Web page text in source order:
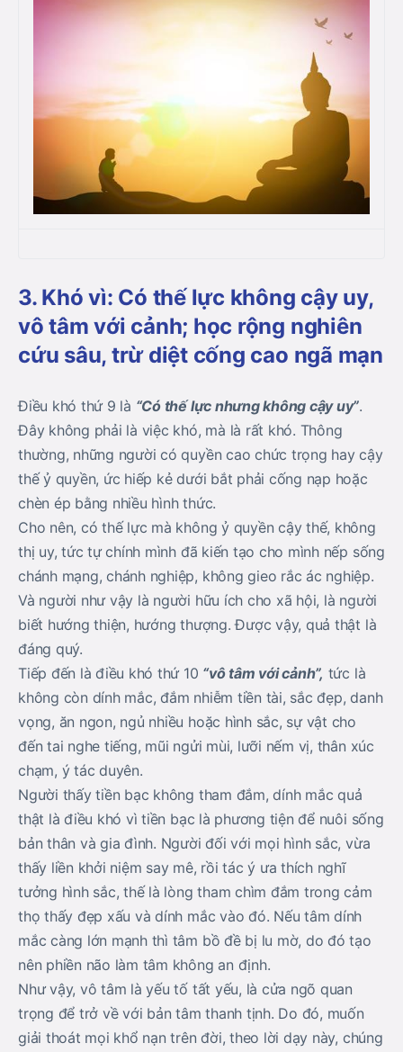
3. Khó vì: Có thế lực không cậy uy,
vô tâm với cảnh; học rộng nghiên
cứu sâu, trừ diệt cống cao ngã mạn
Điều khó thứ 9 là “Có thế lực nhưng không cậy uy”.
Đây không phải là việc khó, mà là rất khó. Thông
thường, những người có quyền cao chức trọng hay cậy
thế ỷ quyền, ức hiếp kẻ dưới bắt phải cống nạp hoặc
chèn ép bằng nhiều hình thức.
Cho nên, có thế lực mà không ỷ quyền cậy thế, không
thị uy, tức tự chính mình đã kiến tạo cho mình nếp sống
chánh mạng, chánh nghiệp, không gieo rắc ác nghiệp.
Và người như vậy là người hữu ích cho xã hội, là người
biết hướng thiện, hướng thượng. Được vậy, quả thật là
đáng quý.
Tiếp đến là điều khó thứ 10 “vô tâm với cảnh”, tức là
không còn dính mắc, đắm nhiễm tiền tài, sắc đẹp, danh
vọng, ăn ngon, ngủ nhiều hoặc hình sắc, sự vật cho
đến tai nghe tiếng, mũi ngửi mùi, lưỡi nếm vị, thân xúc
chạm, ý tác duyên.
Người thấy tiền bạc không tham đắm, dính mắc quả
thật là điều khó vì tiền bạc là phương tiện để nuôi sống
bản thân và gia đình. Người đối với mọi hình sắc, vừa
thấy liền khởi niệm say mê, rồi tác ý ưa thích nghĩ
tưởng hình sắc, thế là lòng tham chìm đắm trong cảm
thọ thấy đẹp xấu và dính mắc vào đó. Nếu tâm dính
mắc càng lớn mạnh thì tâm bồ đề bị lu mờ, do đó tạo
nên phiền não làm tâm không an định.
Như vậy, vô tâm là yếu tố tất yếu, là cửa ngõ quan
trọng để trở về với bản tâm thanh tịnh. Do đó, muốn
giải thoát mọi khổ nạn trên đời, theo lời dạy này, chúng